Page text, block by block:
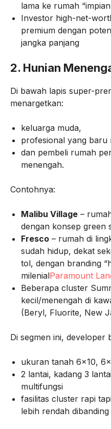
lama ke rumah
Investor high-net-
premium dengan
jangka panjang
2. Hunian
Di bawah lapis super-
menargetkan:
keluarga muda,
profesional yang baru
dan pembeli rumah
menengah.
Contohnya:
Malibu Village–
dengan konsep green
Fresco– rumah di
sudah hidup, dekat
tol, dengan branding
milenialParamount
Beberapa cluster
kecil/menengah di
(Beryl, Fluorite, New
Di segmen ini, developer
ukuran tanah 6×10,
2 lantai, kadang 3
multifungsi
fasilitas cluster rapi
lebih rendah dibanding